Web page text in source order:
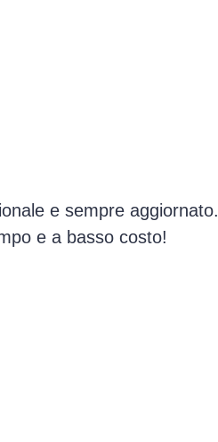
e sempre aggiornato.
e a basso costo!